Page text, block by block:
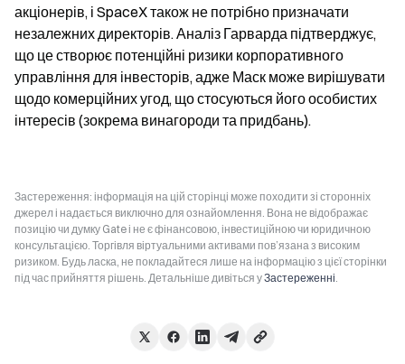
акціонерів, і SpaceX також не потрібно призначати
незалежних директорів. Аналіз Гарварда підтверджує,
що це створює потенційні ризики корпоративного
управління для інвесторів, адже Маск може вирішувати
щодо комерційних угод, що стосуються його особистих
інтересів (зокрема винагороди та придбань).
Застереження: інформація на цій сторінці може походити зі сторонніх
джерел і надається виключно для ознайомлення. Вона не відображає
позицію чи думку Gate і не є фінансовою, інвестиційною чи юридичною
консультацією. Торгівля віртуальними активами пов’язана з високим
ризиком. Будь ласка, не покладайтеся лише на інформацію з цієї сторінки
під час прийняття рішень. Детальніше дивіться уЗастереженні